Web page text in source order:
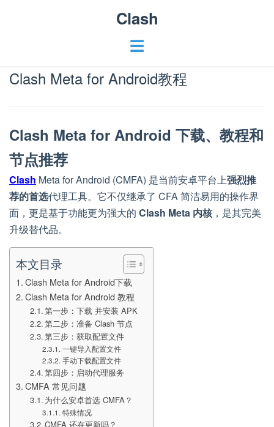
Clash
☰
Clash Meta for Android教程
Clash Meta for Android 下载、教程和
节点推荐
Clash Meta for Android (CMFA) 是当前安卓平台上强烈推
荐的首选代理工具。它不仅继承了 CFA 简洁易用的操作界
面，更是基于功能更为强大的 Clash Meta 内核，是其完美
升级替代品。
本文目录
Clash Meta for Android下载
Clash Meta for Android 教程
第一步：下载 并安装 APK
第二步：准备 Clash 节点
第三步：获取配置文件
一键导入配置文件
手动下载配置文件
第四步：启动代理服务
CMFA 常见问题
为什么安卓首选 CMFA？
特殊情况
CMFA 还在更新吗？